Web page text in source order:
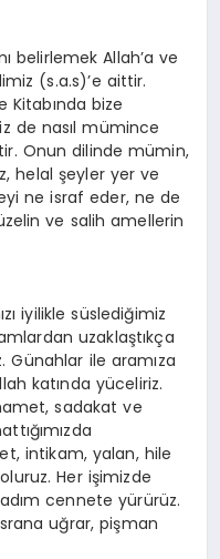
belirlemek Allah’a ve
(s.a.s)’e aittir.
Kitabında bize
de nasıl mümince
Onun dilinde mümin,
helal şeyler yer ve
ne israf eder, ne de
ve salih amellerin
iyilikle süslediğimiz
uzaklaştıkça
Günahlar ile aramıza
katında yüceliriz.
sadakat ve
intikam, yalan, hile
Her işimizde
cennete yürürüz.
uğrar, pişman